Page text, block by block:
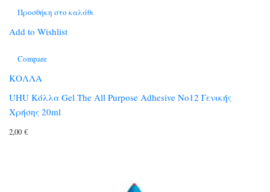
Προσθήκη στο καλάθι
Add to Wishlist
Compare
ΚΟΛΛΑ
UHU Κόλλα Gel The All Purpose Adhesive No12 Γενικής
Χρήσης 20ml
2,00 €